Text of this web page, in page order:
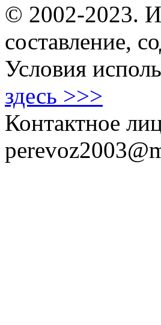
© 2002-2023.
составление,
Условия
здесь >>>
Контактное